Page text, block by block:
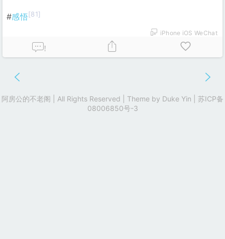
#感悟[81]
iPhone iOS WeChat
!
阿房公的不老阁 | All Rights Reserved | Theme by Duke Yin
苏ICP备
08006850号-3